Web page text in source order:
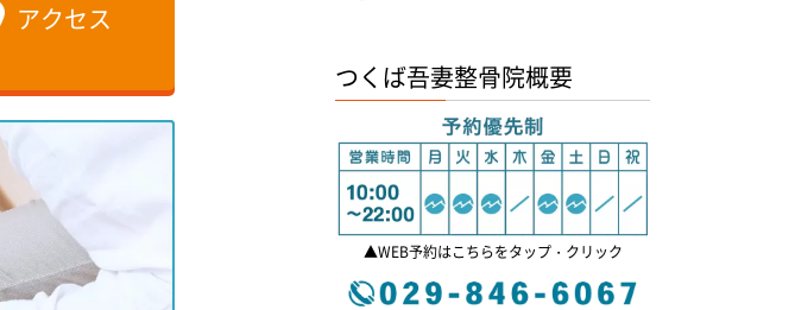
アクセス
つくば吾妻整骨院概要
▲WEB予約はこちらをタップ・クリック